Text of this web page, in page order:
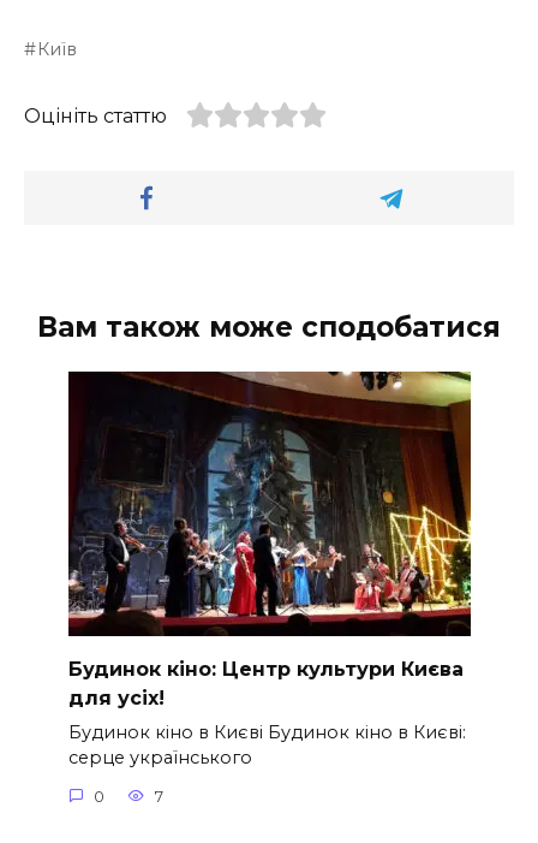
Київ
Оцініть статтю
Вам також може сподобатися
Будинок кіно: Центр культури Києва
для усіх!
Будинок кіно в Києві Будинок кіно в Києві:
серце українського
0 7